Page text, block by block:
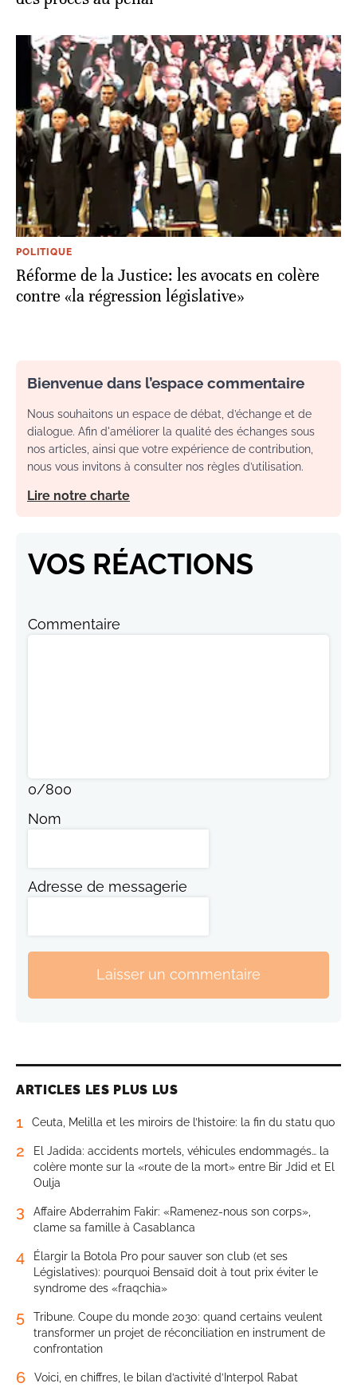
POLITIQUE
Réforme de la Justice: les avocats en colère
contre «la régression législative»
Bienvenue dans l’espace commentaire
Nous souhaitons un espace de débat, d’échange et de
dialogue. Afin d'améliorer la qualité des échanges sous
nos articles, ainsi que votre expérience de contribution,
nous vous invitons à consulter nos règles d’utilisation.
Lire notre charte
VOS RÉACTIONS
Commentaire
0/800
Nom
Adresse de messagerie
Laisser un commentaire
ARTICLES LES PLUS LUS
1 Ceuta, Melilla et les miroirs de l’histoire: la fin du statu quo
2
El Jadida: accidents mortels, véhicules endommagés… la
colère monte sur la «route de la mort» entre Bir Jdid et El
Oulja
3
Affaire Abderrahim Fakir: «Ramenez-nous son corps»,
clame sa famille à Casablanca
4
Élargir la Botola Pro pour sauver son club (et ses
Législatives): pourquoi Bensaïd doit à tout prix éviter le
syndrome des «fraqchia»
5
Tribune. Coupe du monde 2030: quand certains veulent
transformer un projet de réconciliation en instrument de
confrontation
6 Voici, en chiffres, le bilan d’activité d’Interpol Rabat